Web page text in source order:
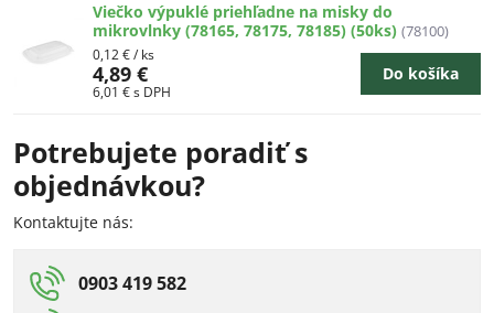
Viečko výpuklé priehľadne na misky do
mikrovlnky (78165, 78175, 78185) (50ks) (78100)
4,89 €
6,01 €s DPH
0,12 €/ ks
Do košíka
Potrebujete poradiť s
objednávkou?
Kontaktujte nás:
0903 419 582